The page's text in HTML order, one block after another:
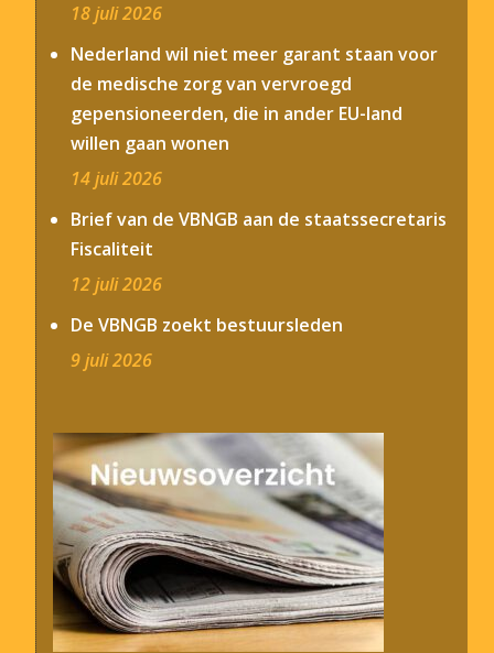
18 juli 2026
Nederland wil niet meer garant staan voor
de medische zorg van vervroegd
gepensioneerden, die in ander EU-land
willen gaan wonen
14 juli 2026
Brief van de VBNGB aan de staatssecretaris
Fiscaliteit
12 juli 2026
De VBNGB zoekt bestuursleden
9 juli 2026